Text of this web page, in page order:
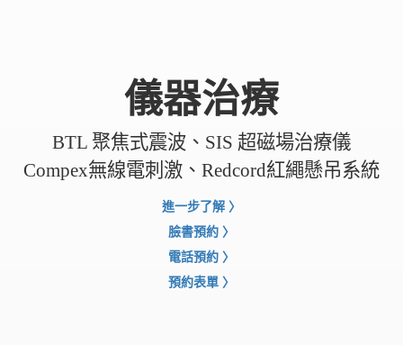
儀器治療
BTL 聚焦式震波、SIS 超磁場治療儀
Compex無線電刺激、Redcord紅繩懸吊系統
進一步了解 〉
臉書預約 〉
電話預約 〉
預約表單 〉